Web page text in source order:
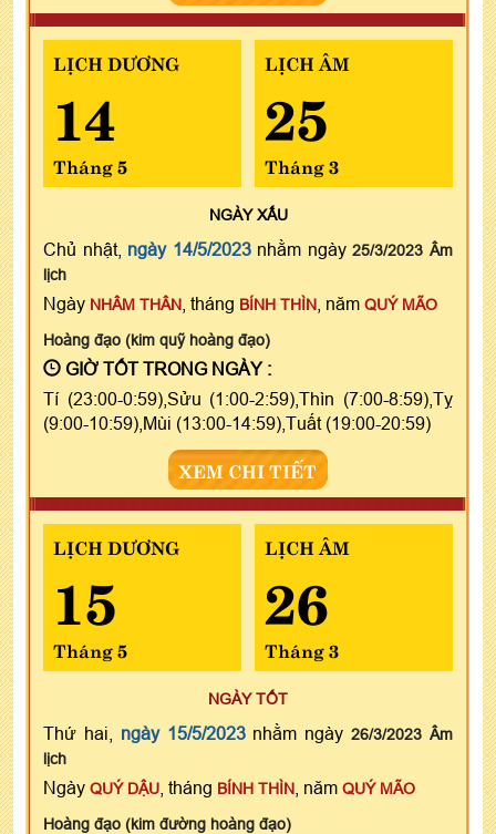
LỊCH DƯƠNG
14
Tháng 5
LỊCH ÂM
25
Tháng 3
NGÀYXẤU
Chủ nhật, ngày 14/5/2023nhằm ngày25/3/2023 Âm
lịch
Ngày NHÂM THÂN , tháng BÍNH THÌN , năm QUÝ MÃO
Hoàng đạo (kim quỹ hoàng đạo)
GIỜ TỐT TRONG NGÀY :
Tí (23:00-0:59),Sửu (1:00-2:59),Thìn (7:00-8:59),Tỵ
(9:00-10:59),Mùi (13:00-14:59),Tuất (19:00-20:59)
XEM CHI TIẾT
LỊCH DƯƠNG
15
Tháng 5
LỊCH ÂM
26
Tháng 3
NGÀY TỐT
Thứ hai, ngày 15/5/2023nhằm ngày26/3/2023 Âm
lịch
Ngày QUÝ DẬU , tháng BÍNH THÌN , năm QUÝ MÃO
Hoàng đạo (kim đường hoàng đạo)